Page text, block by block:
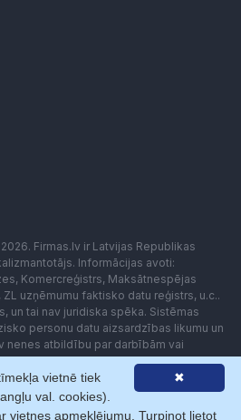
Firmas.lv ir Latvijas Republikas
Informācijas avoti:
Komercreģistrs, Maksātnespējas
uzņēmumu faktisko datu reģistrs, u.c..
un tai nav juridiska spēka. Sistēmas
personu datu aizsardzības likumu un
nenes atbildību par darbībām vai
pakalpojumu. Lietotājam aizliegts
sistēmas vai iekārtas (robotus)
saskaņošanas ar Firmas.lv. Galvenā
✖
vietnē tiek
val. cookies).
vietnes apmeklējumu. Turpinot lietot